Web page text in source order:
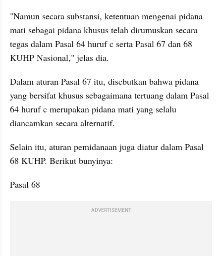
"Namun secara substansi, ketentuan mengenai pidana
mati sebagai pidana khusus telah dirumuskan secara
tegas dalam Pasal 64 huruf c serta Pasal 67 dan 68
KUHP Nasional," jelas dia.
Dalam aturan Pasal 67 itu, disebutkan bahwa pidana
yang bersifat khusus sebagaimana tertuang dalam Pasal
64 huruf c merupakan pidana mati yang selalu
diancamkan secara alternatif.
Selain itu, aturan pemidanaan juga diatur dalam Pasal
68 KUHP. Berikut bunyinya:
Pasal 68
ADVERTISEMENT